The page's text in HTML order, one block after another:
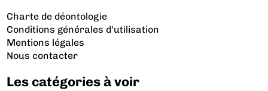
Charte de déontologie
Conditions générales d'utilisation
Mentions légales
Nous contacter
Les catégories à voir